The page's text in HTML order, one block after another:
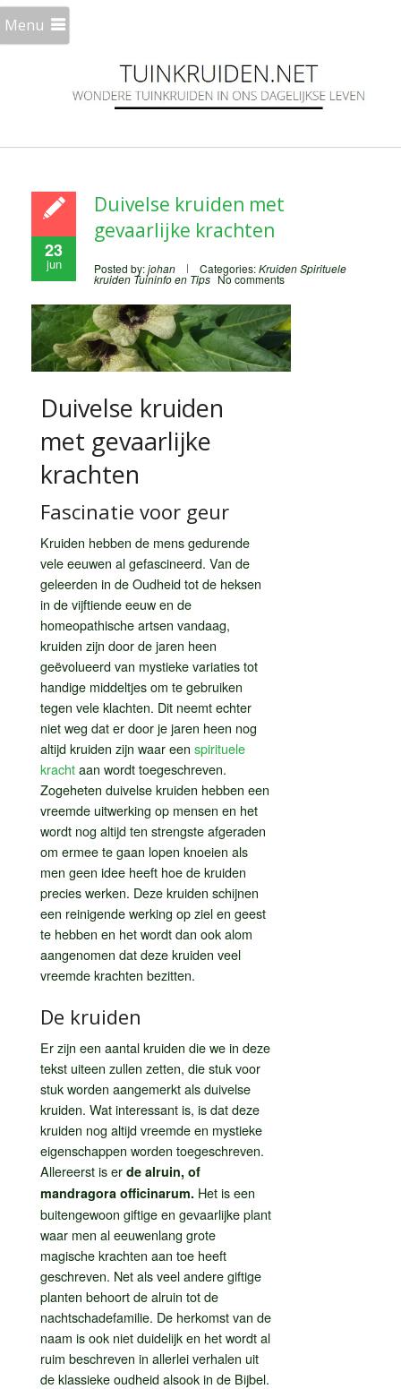
Menu
23
jun
Duivelse kruiden met
gevaarlijke krachten
Posted by:johan Categories:KruidenSpirituele
kruiden Tuininfo en Tips No comments
Duivelse kruiden
met gevaarlijke
krachten
Fascinatie voor geur
Kruiden hebben de mens gedurende
vele eeuwen al gefascineerd. Van de
geleerden in de Oudheid tot de heksen
in de vijftiende eeuw en de
homeopathische artsen vandaag,
kruiden zijn door de jaren heen
geëvolueerd van mystieke variaties tot
handige middeltjes om te gebruiken
tegen vele klachten. Dit neemt echter
niet weg dat er door je jaren heen nog
altijd kruiden zijn waar een spirituele
krachtaan wordt toegeschreven.
Zogeheten duivelse kruiden hebben een
vreemde uitwerking op mensen en het
wordt nog altijd ten strengste afgeraden
om ermee te gaan lopen knoeien als
men geen idee heeft hoe de kruiden
precies werken. Deze kruiden schijnen
een reinigende werking op ziel en geest
te hebben en het wordt dan ook alom
aangenomen dat deze kruiden veel
vreemde krachten bezitten.
De kruiden
Er zijn een aantal kruiden die we in deze
tekst uiteen zullen zetten, die stuk voor
stuk worden aangemerkt als duivelse
kruiden. Wat interessant is, is dat deze
kruiden nog altijd vreemde en mystieke
eigenschappen worden toegeschreven.
Allereerst is er de alruin, of
mandragora officinarum. Het is een
buitengewoon giftige en gevaarlijke plant
waar men al eeuwenlang grote
magische krachten aan toe heeft
geschreven. Net als veel andere giftige
planten behoort de alruin tot de
nachtschadefamilie. De herkomst van de
naam is ook niet duidelijk en het wordt al
ruim beschreven in allerlei verhalen uit
de klassieke oudheid alsook in de Bijbel.